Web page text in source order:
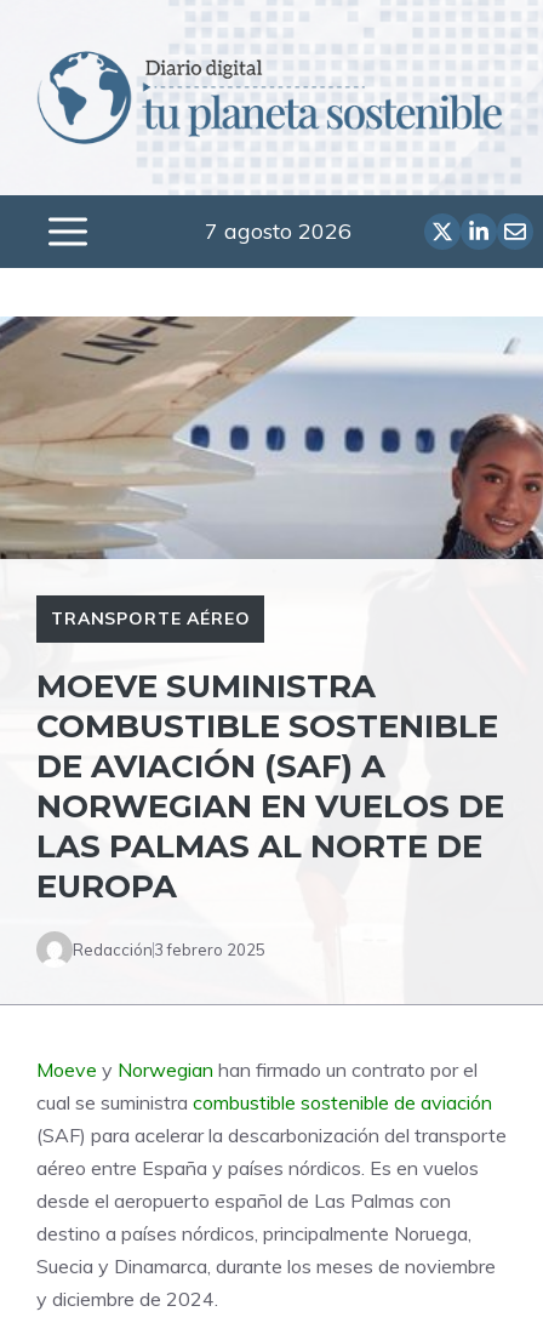
contenido
Menú
7 agosto 2026
TRANSPORTE AÉREO
MOEVE SUMINISTRA
COMBUSTIBLE SOSTENIBLE
DE AVIACIÓN (SAF) A
NORWEGIAN EN VUELOS DE
LAS PALMAS AL NORTE DE
EUROPA
Redacción3 febrero 2025
Moeve y Norwegian han firmado un contrato por el
cual se suministra combustible sostenible de aviación
(SAF) para acelerar la descarbonización del transporte
aéreo entre España y países nórdicos. Es en vuelos
desde el aeropuerto español de Las Palmas con
destino a países nórdicos, principalmente Noruega,
Suecia y Dinamarca, durante los meses de noviembre
y diciembre de 2024.